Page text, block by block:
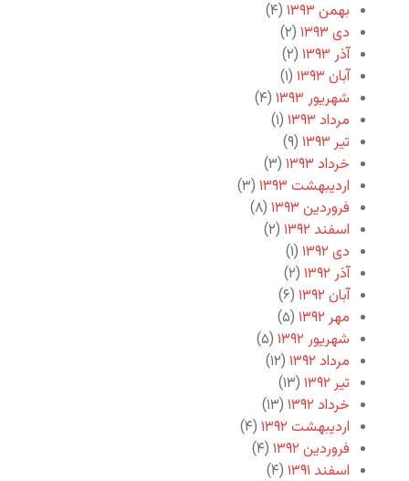
بهمن ۱۳۹۳
(۴)
دی ۱۳۹۳
(۲)
آذر ۱۳۹۳
(۲)
آبان ۱۳۹۳
(۱)
شهریور ۱۳۹۳
(۴)
مرداد ۱۳۹۳
(۱)
تیر ۱۳۹۳
(۹)
خرداد ۱۳۹۳
(۳)
اردیبهشت ۱۳۹۳
(۳)
فروردین ۱۳۹۳
(۸)
اسفند ۱۳۹۲
(۲)
دی ۱۳۹۲
(۱)
آذر ۱۳۹۲
(۲)
آبان ۱۳۹۲
(۶)
مهر ۱۳۹۲
(۵)
شهریور ۱۳۹۲
(۵)
مرداد ۱۳۹۲
(۱۲)
تیر ۱۳۹۲
(۱۳)
خرداد ۱۳۹۲
(۱۳)
اردیبهشت ۱۳۹۲
(۴)
فروردین ۱۳۹۲
(۴)
اسفند ۱۳۹۱
(۴)